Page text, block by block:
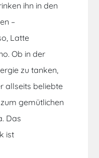
ihn in den
–
Latte
Ob in der
zu tanken,
allseits beliebte
gemütlichen
Das
ist